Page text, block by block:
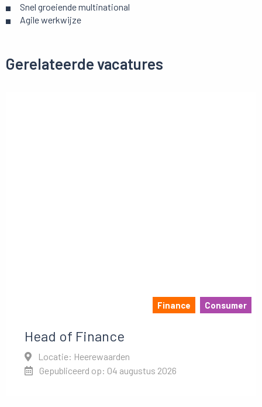
Snel groeiende multinational
Agile werkwijze
Gerelateerde vacatures
Finance Consumer
Head of Finance
Locatie: Heerewaarden
Gepubliceerd op: 04 augustus 2026